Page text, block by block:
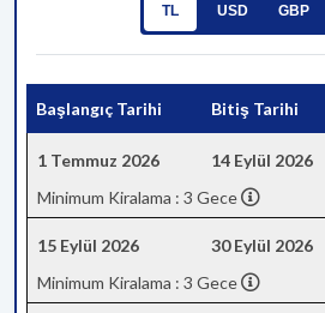
TL USD GBP
Başlangıç Tarihi Bitiş Tarihi
1 Temmuz 2026 14 Eylül 2026
Minimum Kiralama : 3 Gece
15 Eylül 2026 30 Eylül 2026
Minimum Kiralama : 3 Gece